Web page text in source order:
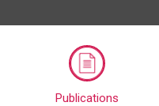
Publications